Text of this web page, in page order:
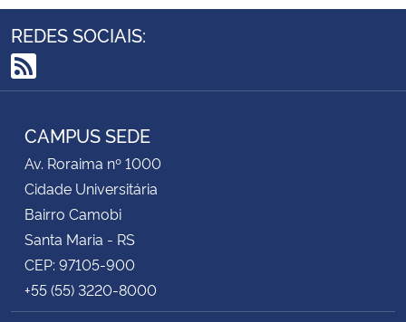
REDES SOCIAIS:
RSS
CAMPUS SEDE
Av. Roraima nº 1000
Cidade Universitária
Bairro Camobi
Santa Maria - RS
CEP: 97105-900
+55 (55) 3220-8000